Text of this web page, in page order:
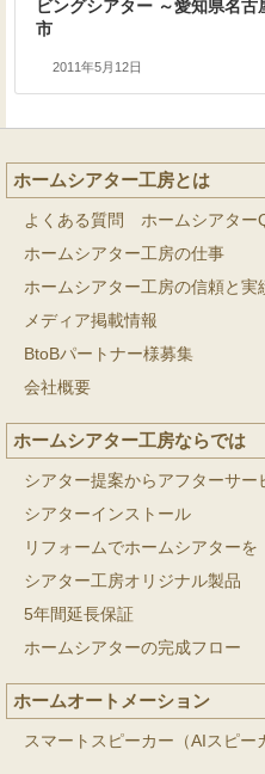
ビングシアター ～愛知県名古
市
2011年5月12日
ホームシアター工房とは
よくある質問 ホームシアター
ホームシアター工房の仕事
ホームシアター工房の信頼と実
メディア掲載情報
BtoBパートナー様募集
会社概要
ホームシアター工房ならでは
シアター提案からアフターサー
シアターインストール
リフォームでホームシアターを
シアター工房オリジナル製品
5年間延長保証
ホームシアターの完成フロー
ホームオートメーション
スマートスピーカー（AIスピー